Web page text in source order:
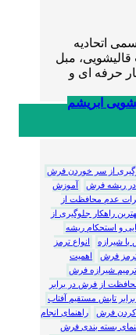
اتحادیه
قالیشویی، مبل
حرفه ای و
ابریشم
از سر خوردن فرش
در ریشه فرش
آموزش
عدم محافظت از
راهکار جلوگیری از
و استحکام ریشه
شیرازه
انواع ترمز
ترمز فرش
اهمیت
ترمیم شیرازه فرش
از فرش در برابر
تابش مستقیم آفتاب
کردن فرش
راهنمای انجام
بسته بندی فرش